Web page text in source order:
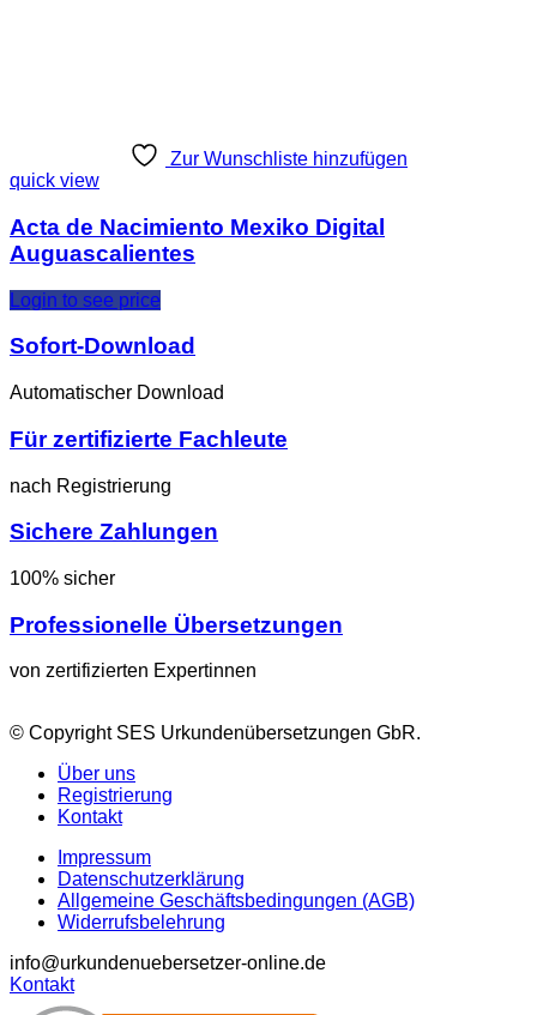
Zur Wunschliste hinzufügen
quick view
Acta de Nacimiento Mexiko Digital
Auguascalientes
Login to see price
Sofort-Download
Automatischer Download
Für zertifizierte Fachleute
nach Registrierung
Sichere Zahlungen
100% sicher
Professionelle Übersetzungen
von zertifizierten Expertinnen
© Copyright SES Urkundenübersetzungen GbR.
Über uns
Registrierung
Kontakt
Impressum
Datenschutzerklärung
Allgemeine Geschäftsbedingungen (AGB)
Widerrufsbelehrung
info@urkundenuebersetzer-online.de
Kontakt